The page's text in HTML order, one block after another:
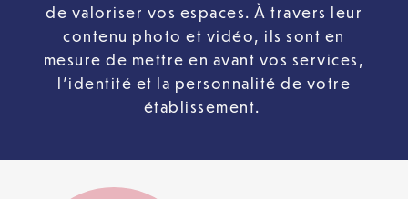
de valoriser vos espaces. À travers leur
contenu photo et vidéo, ils sont en
mesure de mettre en avant vos services,
l’identité et la personnalité de votre
établissement.